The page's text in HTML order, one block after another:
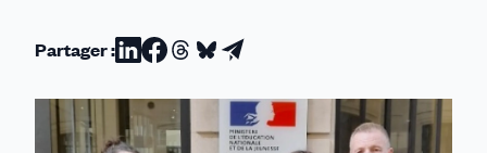
Partager :Partager
sur
Linkedin
Partager
sur
Facebook
Partager
sur
Threads
Partager
sur
Bluesky
Partager
par
email